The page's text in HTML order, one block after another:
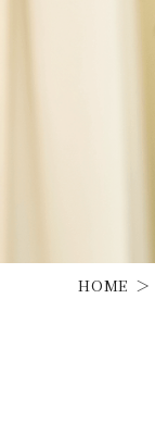
HOME